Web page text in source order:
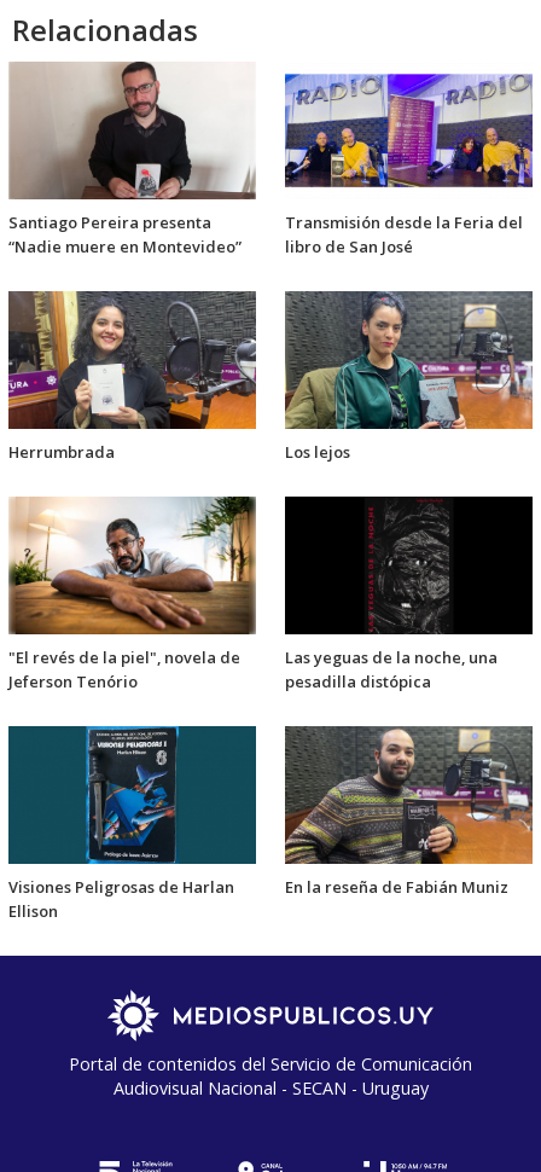
Relacionadas
Santiago Pereira presenta
“Nadie muere en Montevideo”
Transmisión desde la Feria del
libro de San José
Herrumbrada Los lejos
"El revés de la piel", novela de
Jeferson Tenório
Las yeguas de la noche, una
pesadilla distópica
Visiones Peligrosas de Harlan
Ellison
En la reseña de Fabián Muniz
Portal de contenidos del Servicio de Comunicación
Audiovisual Nacional - SECAN - Uruguay